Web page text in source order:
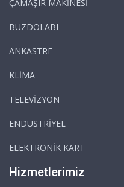
ÇAMAŞIR MAKİNESİ
BUZDOLABI
ANKASTRE
KLİMA
TELEVİZYON
ENDÜSTRİYEL
ELEKTRONİK KART
Hizmetlerimiz